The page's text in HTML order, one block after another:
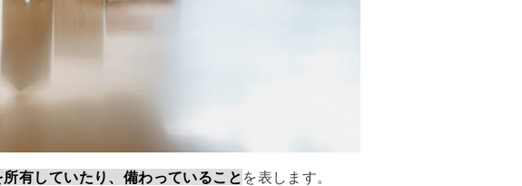
有していたり、備わっていること を表します。